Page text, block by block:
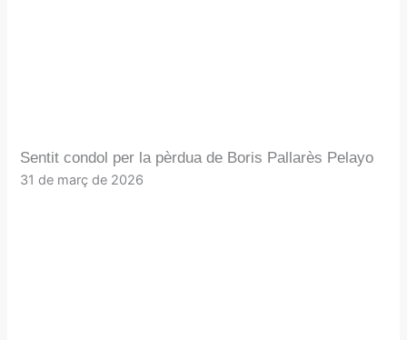
Sentit condol per la pèrdua de Boris Pallarès Pelayo
31 de març de 2026